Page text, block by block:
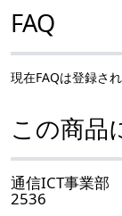
FAQ
現在FAQは登録され
この商品
通信ICT事業部
2536